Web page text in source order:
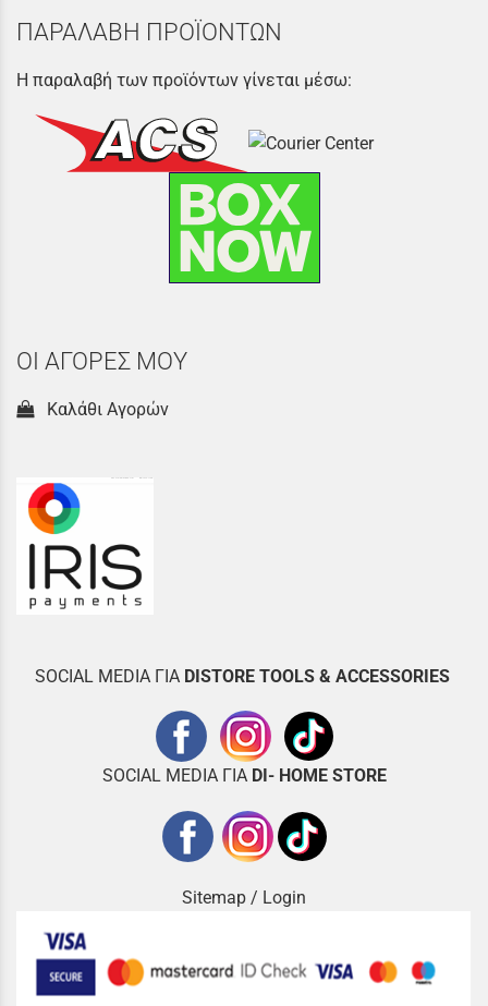
ΠΑΡΑΛΑΒΗ ΠΡΟΪΟΝΤΩΝ
Η παραλαβή των προϊόντων γίνεται μέσω:
ΟΙ ΑΓΟΡΕΣ ΜΟΥ
Καλάθι Αγορών
SOCIAL MEDIA ΓΙΑ DISTORE TOOLS & ACCESSORIES
SOCIAL MEDIA ΓΙΑ DI- HOME STORE
Sitemap / Login